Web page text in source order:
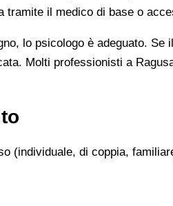
tramite il medico di base o
lo psicologo è adeguato. Se
Molti professionisti a
(individuale, di coppia,